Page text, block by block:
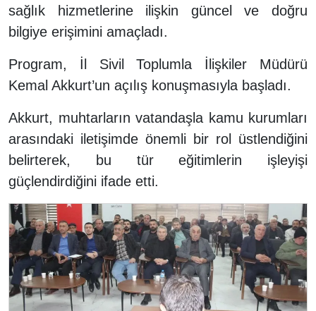
sağlık hizmetlerine ilişkin güncel ve doğru
bilgiye erişimini amaçladı.
Program, İl Sivil Toplumla İlişkiler Müdürü
Kemal Akkurt’un açılış konuşmasıyla başladı.
Akkurt, muhtarların vatandaşla kamu kurumları
arasındaki iletişimde önemli bir rol üstlendiğini
belirterek, bu tür eğitimlerin işleyişi
güçlendirdiğini ifade etti.